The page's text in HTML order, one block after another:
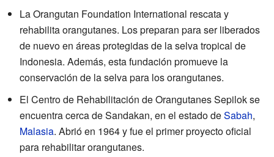
La Orangutan Foundation International rescata y
rehabilita orangutanes. Los preparan para ser liberados
de nuevo en áreas protegidas de la selva tropical de
Indonesia. Además, esta fundación promueve la
conservación de la selva para los orangutanes.
El Centro de Rehabilitación de Orangutanes Sepilok se
encuentra cerca de Sandakan, en el estado deSabah,
Malasia. Abrió en 1964 y fue el primer proyecto oficial
para rehabilitar orangutanes.